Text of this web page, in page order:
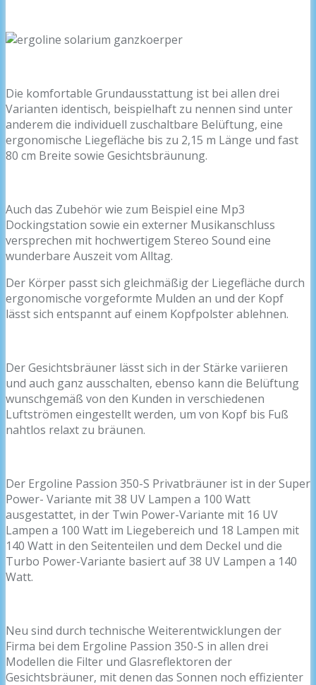
Die komfortable Grundausstattung ist bei allen drei
Varianten identisch, beispielhaft zu nennen sind unter
anderem die individuell zuschaltbare Belüftung, eine
ergonomische Liegefläche bis zu 2,15 m Länge und fast
80 cm Breite sowie Gesichtsbräunung.
Auch das Zubehör wie zum Beispiel eine Mp3
Dockingstation sowie ein externer Musikanschluss
versprechen mit hochwertigem Stereo Sound eine
wunderbare Auszeit vom Alltag.
Der Körper passt sich gleichmäßig der Liegefläche durch
ergonomische vorgeformte Mulden an und der Kopf
lässt sich entspannt auf einem Kopfpolster ablehnen.
Der Gesichtsbräuner lässt sich in der Stärke variieren
und auch ganz ausschalten, ebenso kann die Belüftung
wunschgemäß von den Kunden in verschiedenen
Luftströmen eingestellt werden, um von Kopf bis Fuß
nahtlos relaxt zu bräunen.
Der Ergoline Passion 350-S Privatbräuner ist in der Super
Power- Variante mit 38 UV Lampen a 100 Watt
ausgestattet, in der Twin Power-Variante mit 16 UV
Lampen a 100 Watt im Liegebereich und 18 Lampen mit
140 Watt in den Seitenteilen und dem Deckel und die
Turbo Power-Variante basiert auf 38 UV Lampen a 140
Watt.
Neu sind durch technische Weiterentwicklungen der
Firma bei dem Ergoline Passion 350-S in allen drei
Modellen die Filter und Glasreflektoren der
Gesichtsbräuner, mit denen das Sonnen noch effizienter